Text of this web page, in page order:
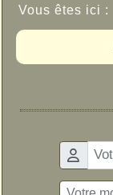
Vous êtes ici :